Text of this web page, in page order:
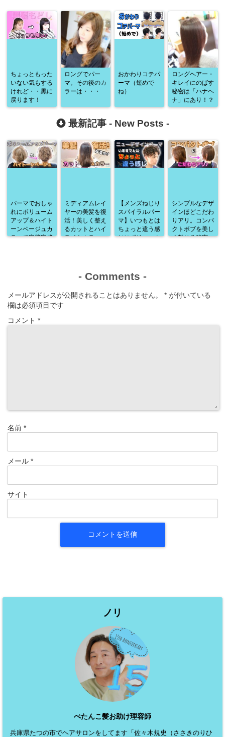
ちょっともった
いない気もする
けれど・・黒に
戻ります！
ロングでパー
マ。その後のカ
ラーは・・・
おかわりコテパ
ーマ（短めで
ね）
ロングヘアー・
キレイにのばす
秘密は「ハナヘ
ナ」にあり！？
最新記事 - New Posts -
パーマでおしゃ
れにボリューム
アップ＆ハイト
ーンベージュカ
ラーで完璧完成
ミディアムレイ
ヤーの美髪を復
活！美しく整え
るカットとハイ
ライトカラー
【メンズねじり
スパイラルパー
マ】いつもとは
ちょっと違う感
じにボリューム
シンプルなデザ
インほどこだわ
りアリ。コンパ
クトボブを美し
く魅せる秘密
- Comments -
メールアドレスが公開されることはありません。 * が付いている
欄は必須項目です
コメント *
名前 *
メール *
サイト
ノリ
ぺたんこ髪お助け理容師
兵庫県たつの市でヘアサロンをしてます「佐々木規史（ささきのりひ